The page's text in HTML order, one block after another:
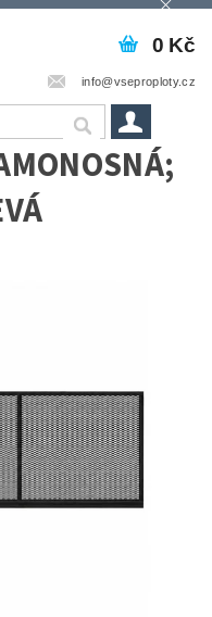
info@vseproploty.cz
0 Kč